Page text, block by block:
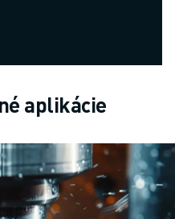
aplikácie